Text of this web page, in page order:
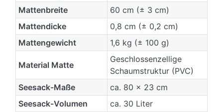
Mattenbreite
60 cm (± 3 cm)
Mattendicke
0,8 cm (± 0,2 cm)
Mattengewicht
1,6 kg (± 100 g)
Material Matte
Geschlossenzellige
Schaumstruktur (PVC)
Seesack-Maße
ca. 80 x 23 cm
Seesack-Volumen
ca. 30 Liter